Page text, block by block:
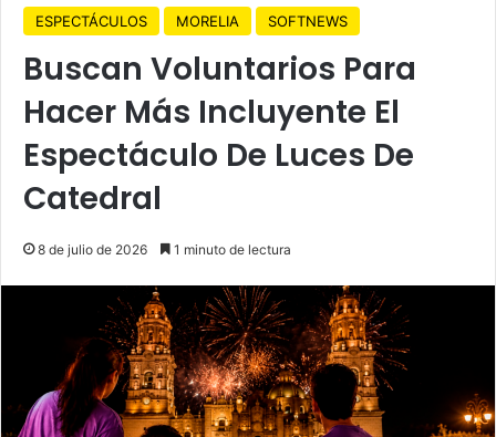
ESPECTÁCULOS MORELIA SOFTNEWS
Buscan Voluntarios Para
Hacer Más Incluyente El
Espectáculo De Luces De
Catedral
8 de julio de 2026 1 minuto de lectura